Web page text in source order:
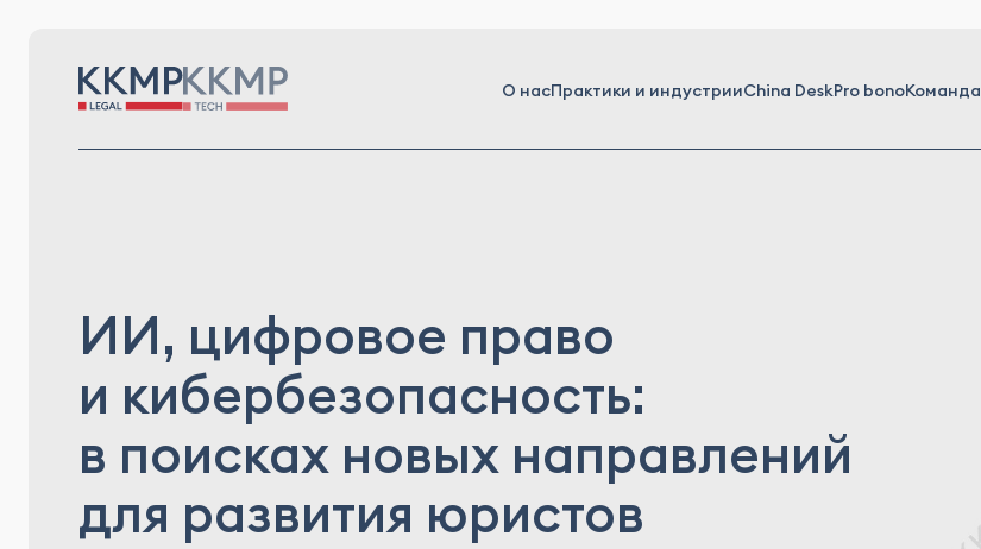
О насПрактики и индустрииChina DeskPro bonoКоманда
ИИ, цифровое право
и кибербезопасность:
в поисках новых направлений
для развития юристов